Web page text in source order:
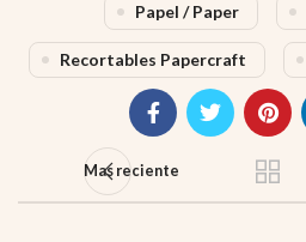
Papel / Paper
Recortables Papercraft
Mas reciente